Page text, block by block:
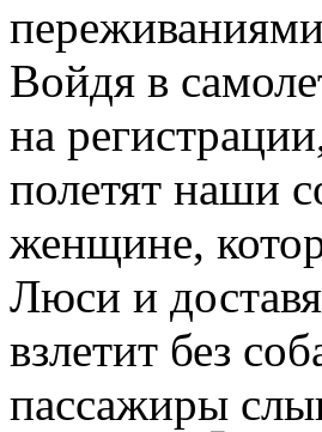
Войдя в
на
полетят наши
женщине,
Люси и
взлетит без
пассажиры